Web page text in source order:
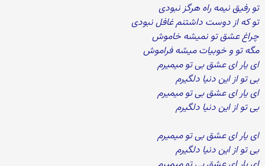
تو رفیق نیمه راه هرگز نبودی
تو که از دوست داشتنم غافل نبودی
چراغ عشق تو نمیشه خاموش
مگه تو و خوبیات میشه فراموش
ای یار ای عشق بی تو میمیرم
بی تو از این دنیا دلگیرم
ای یار ای عشق بی تو میمیرم
بی تو از این دنیا دلگیرم
ای یار ای عشق بی تو میمیرم
بی تو از این دنیا دلگیرم